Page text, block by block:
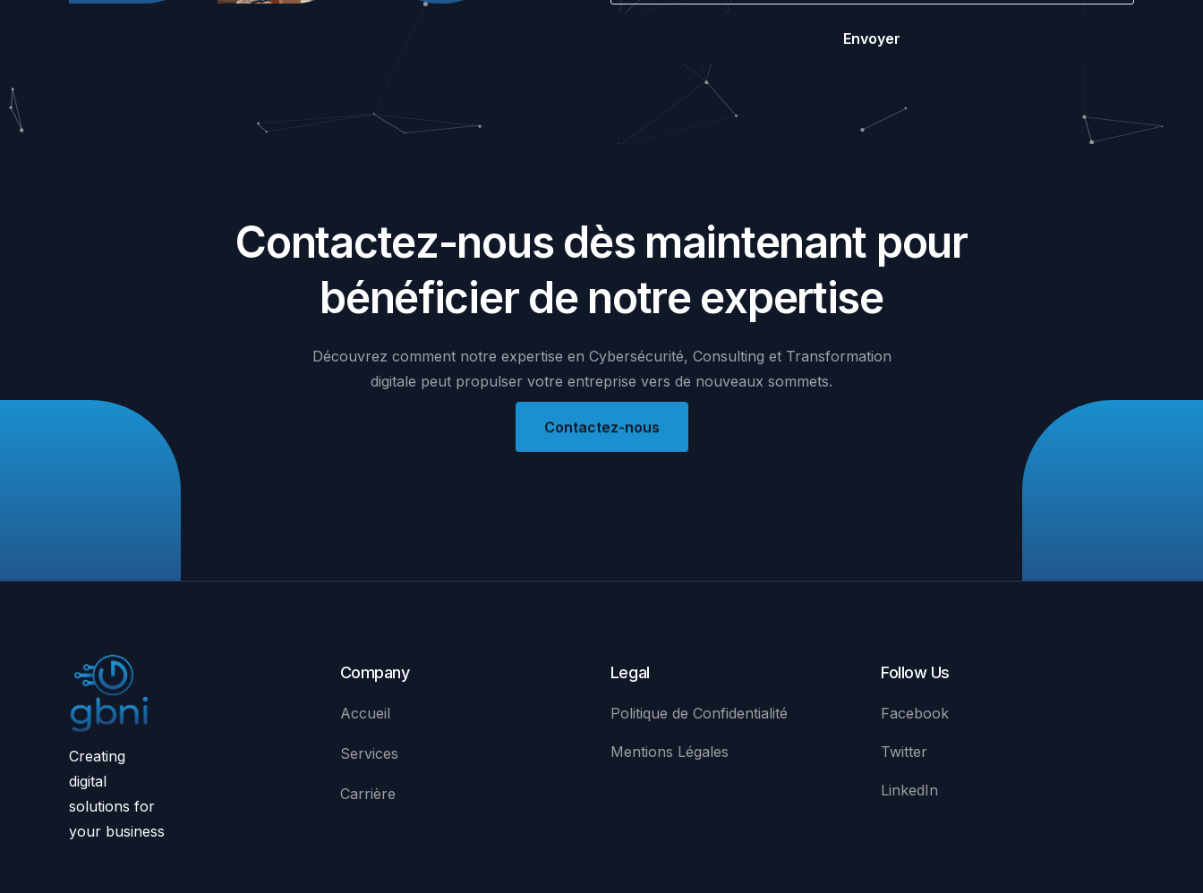
Envoyer
Contactez-nous dès maintenant pour
bénéficier de notre expertise
Découvrez comment notre expertise en Cybersécurité, Consulting et Transformation
digitale peut propulser votre entreprise vers de nouveaux sommets.
Contactez-nous
Creating
digital
solutions for
your business
Company
Accueil
Services
Carrière
Legal
Politique de Confidentialité
Mentions Légales
Follow Us
Facebook
Twitter
LinkedIn